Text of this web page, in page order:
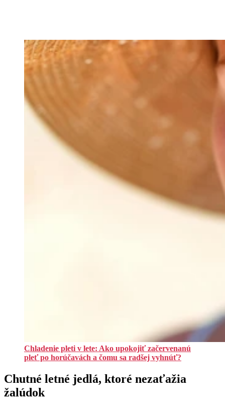
Chladenie pleti v lete: Ako upokojiť začervenanú
pleť po horúčavách a čomu sa radšej vyhnúť?
Chutné letné jedlá, ktoré nezaťažia
žalúdok